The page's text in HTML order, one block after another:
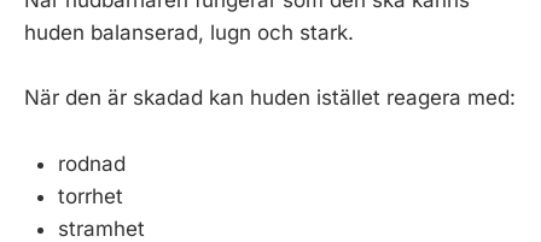
huden balanserad, lugn och stark.
När den är skadad kan huden istället reagera med:
rodnad
torrhet
stramhet